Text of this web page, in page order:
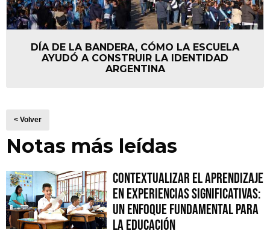
DÍA DE LA BANDERA, CÓMO LA ESCUELA
AYUDÓ A CONSTRUIR LA IDENTIDAD
ARGENTINA
< Volver
Notas más leídas
Contextualizar el Aprendizaje
en Experiencias Significativas:
Un Enfoque fundamental para
la Educación